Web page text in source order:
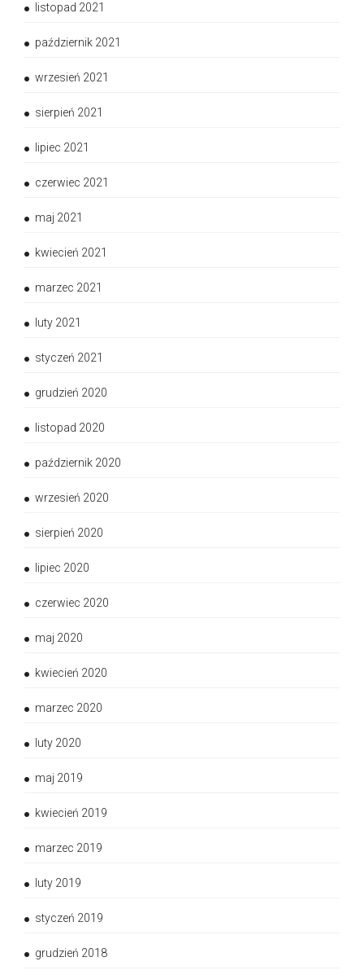
listopad 2021
październik 2021
wrzesień 2021
sierpień 2021
lipiec 2021
czerwiec 2021
maj 2021
kwiecień 2021
marzec 2021
luty 2021
styczeń 2021
grudzień 2020
listopad 2020
październik 2020
wrzesień 2020
sierpień 2020
lipiec 2020
czerwiec 2020
maj 2020
kwiecień 2020
marzec 2020
luty 2020
maj 2019
kwiecień 2019
marzec 2019
luty 2019
styczeń 2019
grudzień 2018